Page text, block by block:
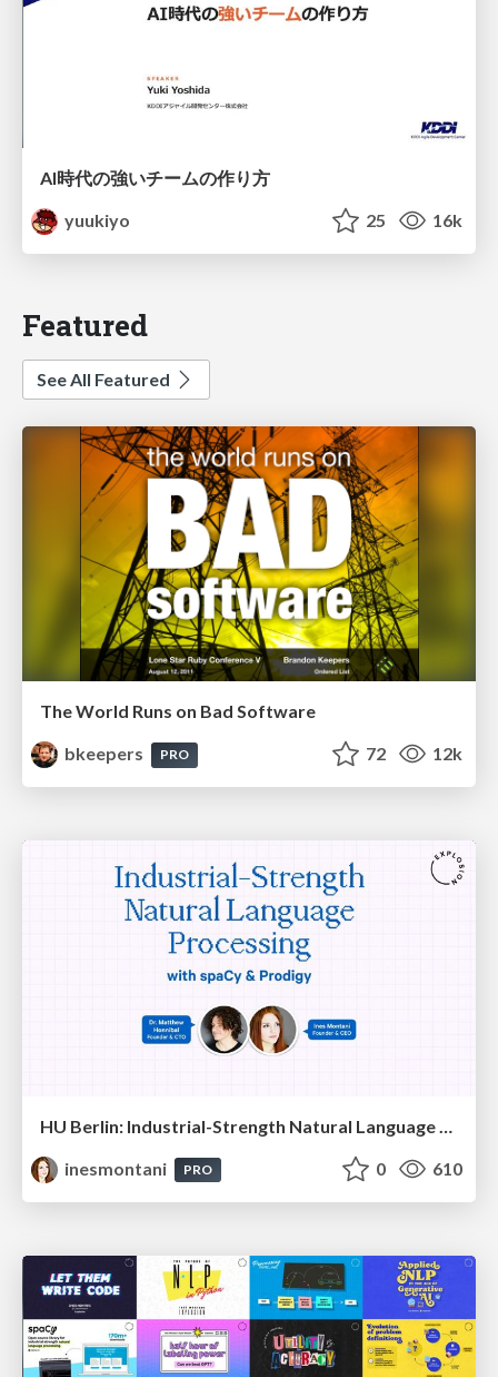
AI時代の強いチームの作り方
yuukiyo
25 16k
Featured
See All Featured
The World Runs on Bad Software
bkeepers
PRO 72 12k
HU Berlin: Industrial-Strength Natural Language Processing with spaCy and Prodigy
inesmontani
PRO 0 610